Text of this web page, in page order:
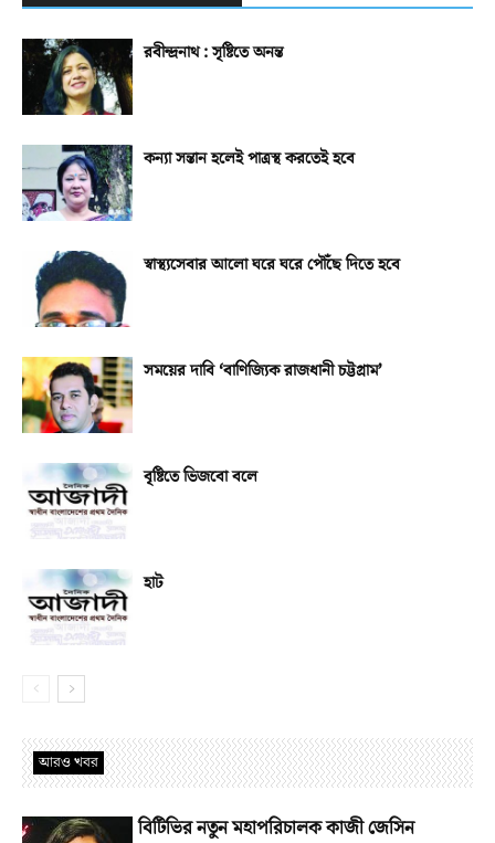
রবীন্দ্রনাথ : সৃষ্টিতে অনন্ত
কন্যা সন্তান হলেই পাত্রস্থ করতেই হবে
স্বাস্থ্যসেবার আলো ঘরে ঘরে পৌঁছে দিতে হবে
সময়ের দাবি ‘বাণিজ্যিক রাজধানী চট্টগ্রাম’
বৃষ্টিতে ভিজবো বলে
হাট
আরও খবর
বিটিভির নতুন মহাপরিচালক কাজী জেসিন